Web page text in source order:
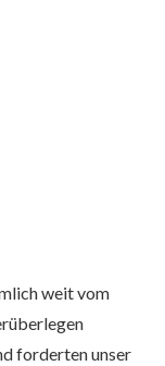
weit vom
forderten unser